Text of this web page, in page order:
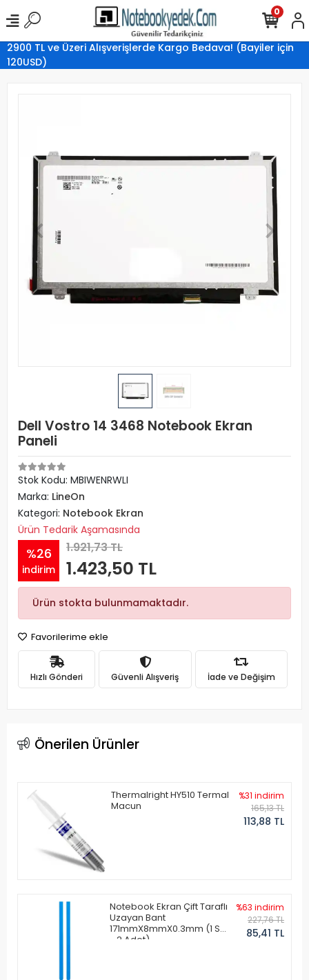
2900 TL ve Üzeri Alışverişlerde Kargo Bedava! (Bayiler için
120USD)
0
Dell Vostro 14 3468 Notebook Ekran
Paneli
Stok Kodu: MBIWENRWLI
Marka: LineOn
Kategori: Notebook Ekran
Ürün Tedarik Aşamasında
%26
indirim
1.921,73 TL
1.423,50 TL
Ürün stokta bulunmamaktadır.
Favorilerime ekle
Hızlı Gönderi Güvenli Alışveriş İade ve Değişim
Önerilen Ürünler
Thermalright HY510 Termal
Macun
%31 indirim
165,13 TL
113,88 TL
Notebook Ekran Çift Taraflı
Uzayan Bant
171mmX8mmX0.3mm (1 Set
- 2 Adet)
%63 indirim
227,76 TL
85,41 TL